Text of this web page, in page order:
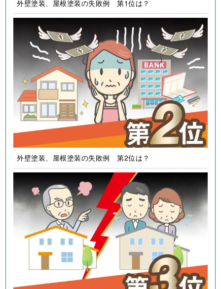
外壁塗装、屋根塗装の失敗例 第1位は？
外壁塗装、屋根塗装の失敗例 第2位は？